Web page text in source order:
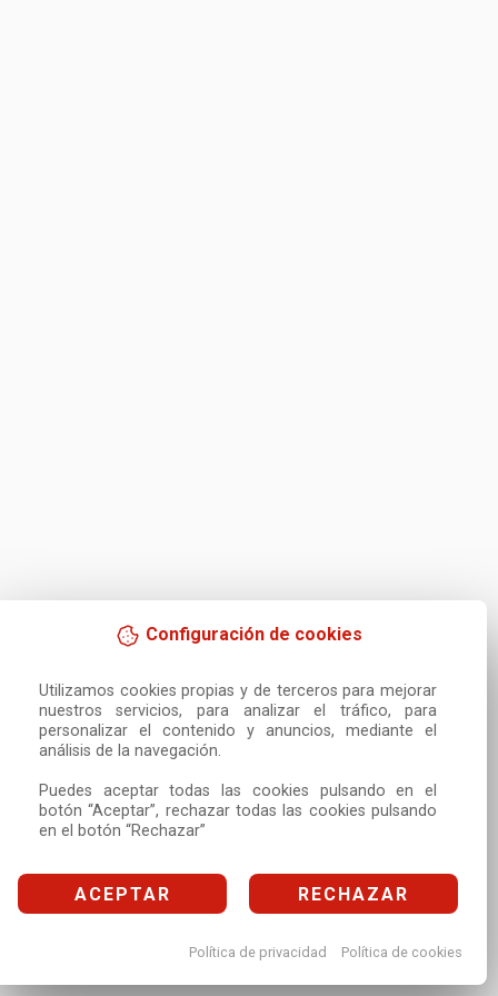
Configuración de cookies
Utilizamos cookies propias y de terceros para mejorar
nuestros servicios, para analizar el tráfico, para
personalizar el contenido y anuncios, mediante el
análisis de la navegación.
Puedes aceptar todas las cookies pulsando en el
botón “Aceptar”, rechazar todas las cookies pulsando
en el botón “Rechazar”
ACEPTAR RECHAZAR
Política de privacidad Política de cookies